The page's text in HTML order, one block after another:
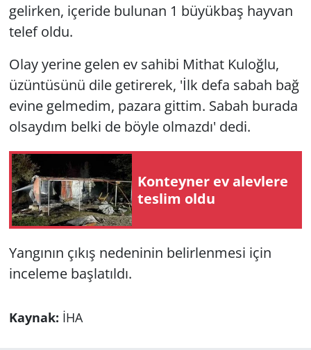
gelirken, içeride bulunan 1 büyükbaş hayvan
telef oldu.
Olay yerine gelen ev sahibi Mithat Kuloğlu,
üzüntüsünü dile getirerek, 'İlk defa sabah bağ
evine gelmedim, pazara gittim. Sabah burada
olsaydım belki de böyle olmazdı' dedi.
Konteyner ev alevlere
teslim oldu
Yangının çıkış nedeninin belirlenmesi için
inceleme başlatıldı.
Kaynak: İHA